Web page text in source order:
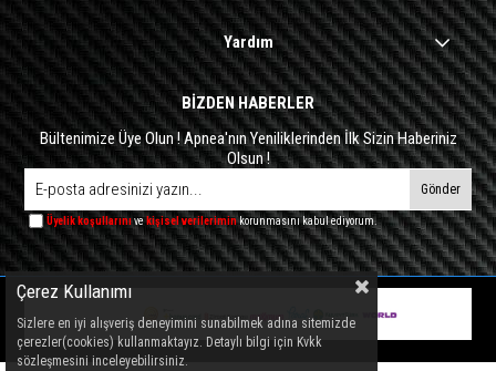
Yardım
BİZDEN HABERLER
Bültenimize Üye Olun ! Apnea'nın Yeniliklerinden İlk Sizin Haberiniz
Olsun !
Gönder
Üyelik koşullarınıve kişisel verileriminkorunmasını kabul ediyorum.
Çerez Kullanımı
Sizlere en iyi alışveriş deneyimini sunabilmek adına sitemizde
çerezler(cookies) kullanmaktayız. Detaylı bilgi için Kvkk
sözleşmesini inceleyebilirsiniz.